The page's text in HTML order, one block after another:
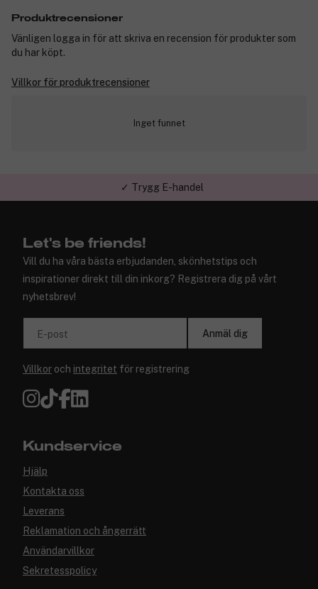
Produktrecensioner
Vänligen logga in för att skriva en recension för produkter som
du har köpt.
Villkor för produktrecensioner
Inget funnet
✓ Trygg E-handel
Let's be friends!
Vill du ha våra bästa erbjudanden, skönhetstips och
inspirationer direkt till din inkorg? Registrera dig på vårt
nyhetsbrev!
E-post Anmäl dig
Villkor och integritet för registrering
Kundservice
Hjälp
Kontakta oss
Leverans
Reklamation och ångerrätt
Användarvillkor
Sekretesspolicy